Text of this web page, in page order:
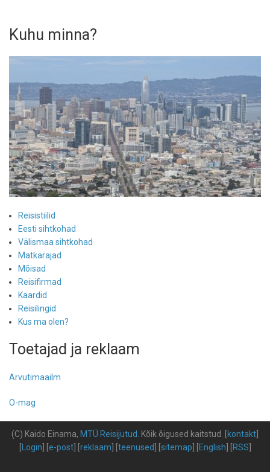
Kuhu minna?
Reisistiilid
Eesti sihtkohad
Välismaa sihtkohad
Matkarajad
Mõisad
Reisifirmad
Kaardid
Reisilingid
Kus ma olen?
Toetajad ja reklaam
Arvutimaailm
O-mag
(C) Kaido Einama, MTÜ Reisijutud Kõik õigused kaitstud kontakt
Login e-post] [ reklaam teenused sitemap English RSS